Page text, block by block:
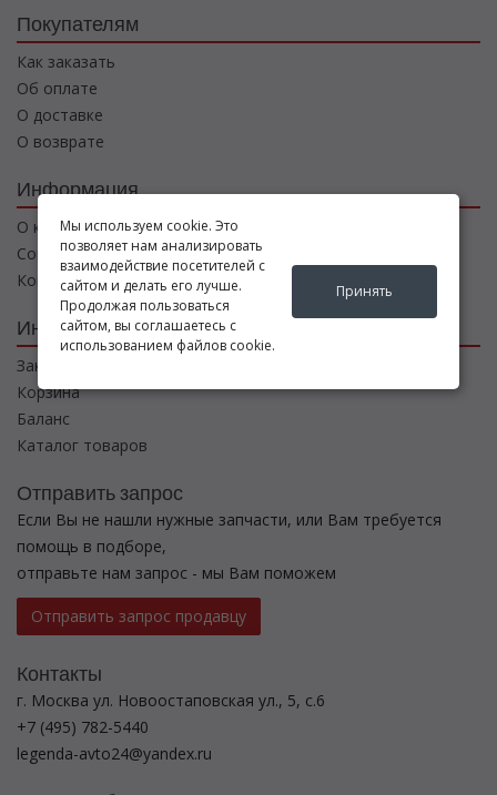
Покупателям
Как заказать
Об оплате
О доставке
О возврате
Информация
О компании
Соглашение
Контакты
Интернет магазин
Заказы
Корзина
Баланс
Каталог товаров
Отправить запрос
Если Вы не нашли нужные запчасти, или Вам требуется
помощь в подборе,
отправьте нам запрос - мы Вам поможем
Отправить запрос продавцу
Контакты
г. Москва ул. Новоостаповская ул., 5, с.6
+7 (495) 782-5440
legenda-avto24@yandex.ru
Мы используем cookie. Это
позволяет нам анализировать
взаимодействие посетителей с
сайтом и делать его лучше.
Продолжая пользоваться
сайтом, вы соглашаетесь с
использованием файлов cookie.
Принять